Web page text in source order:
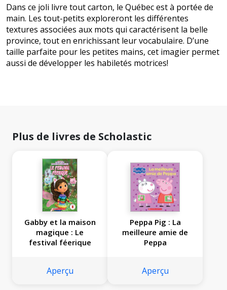
Dans ce joli livre tout carton, le Québec est à portée de
main. Les tout-petits exploreront les différentes
textures associées aux mots qui caractérisent la belle
province, tout en enrichissant leur vocabulaire. D’une
taille parfaite pour les petites mains, cet imagier permet
aussi de développer les habiletés motrices!
Plus de livres de Scholastic
Gabby et la maison
magique : Le
festival féerique
Aperçu
Peppa Pig : La
meilleure amie de
Peppa
Aperçu